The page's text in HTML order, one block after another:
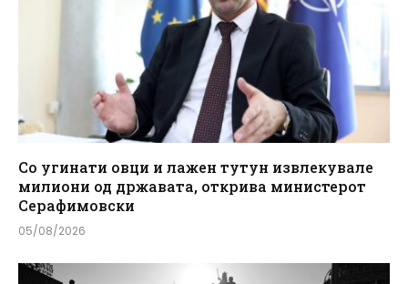
Со угинати овци и лажен тутун извлекувале
милиони од државата, открива министерот
Серафимовски
05/08/2026